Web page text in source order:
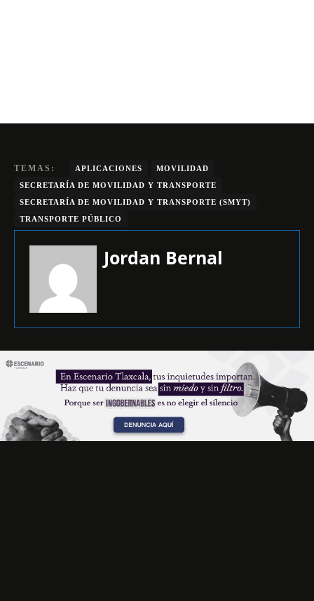
TEMAS: APLICACIONES
MOVILIDAD
SECRETARÍA DE MOVILIDAD Y TRANSPORTE
SECRETARÍA DE MOVILIDAD Y TRANSPORTE (SMYT)
TRANSPORTE PÚBLICO
Jordan Bernal